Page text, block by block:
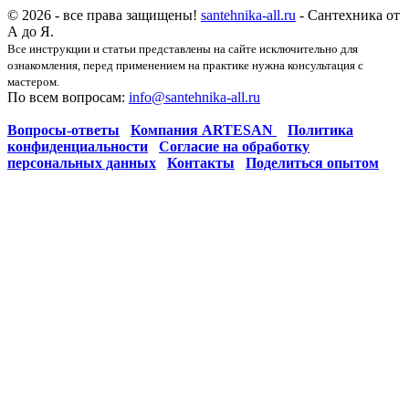
© 2026 - все права защищены! santehnika-all.ru - Сантехника от
А до Я.
Все инструкции и статьи представлены на сайте исключительно для
ознакомления, перед применением на практике нужна консультация с
мастером.
По всем вопросам: info@santehnika-all.ru
Вопросы-ответы Компания ARTESAN
Политика
конфиденциальности
Согласие на обработку
персональных данных
Контакты Поделиться опытом